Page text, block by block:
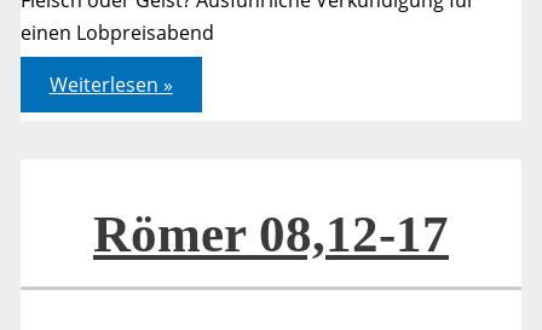
einen Lobpreisabend
Römer
08,12-
17
Weiterlesen »
Römer 08,12-17